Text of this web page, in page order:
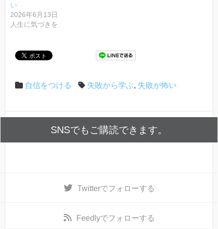
い
2026年6月13日
人生に気づきを
自信をつける 失敗から学ぶ, 失敗が怖い
SNSでもご購読できます。
Twitterでフォローする
Feedlyでフォローする